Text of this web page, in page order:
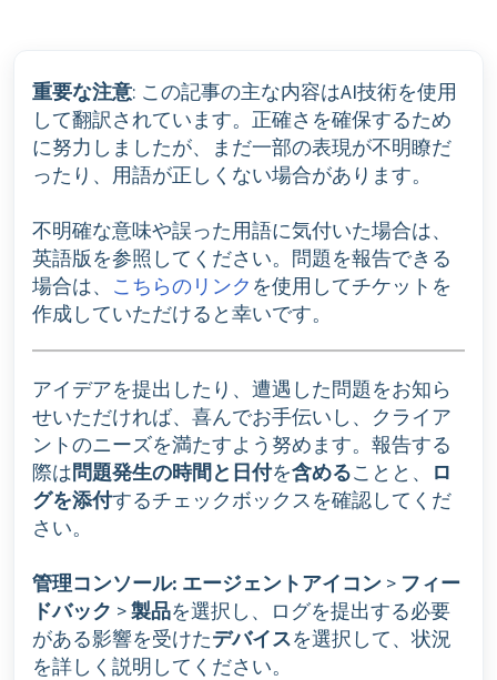
重要な注意: この記事の主な内容はAI技術を使用
して翻訳されています。正確さを確保するため
に努力しましたが、まだ一部の表現が不明瞭だ
ったり、用語が正しくない場合があります。
不明確な意味や誤った用語に気付いた場合は、
英語版を参照してください。問題を報告できる
場合は、 こちらのリンク を使用してチケットを
作成していただけると幸いです。
アイデアを提出したり、遭遇した問題をお知ら
せいただければ、喜んでお手伝いし、クライア
ントのニーズを満たすよう努めます。報告する
際は問題発生の時間と日付を含めることと、
ロ
グを添付するチェックボックスを確認してくだ
さい。
管理コンソール: エージェントアイコン > フィー
ドバック >製品を選択し、ログを提出する必要
がある影響を受けたデバイスを選択して、状況
を詳しく説明してください。